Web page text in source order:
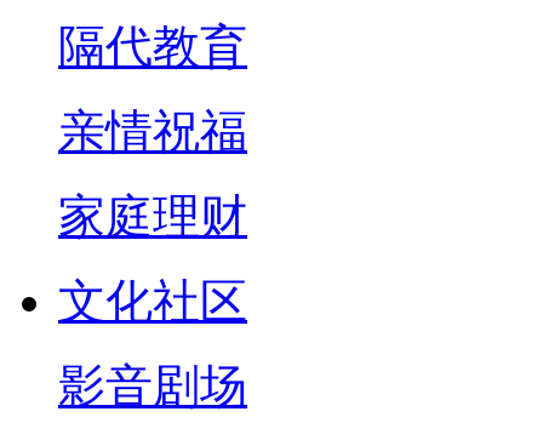
隔代教育
亲情祝福
家庭理财
文化社区
影音剧场